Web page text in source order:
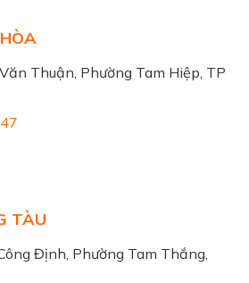
Thuận, Phường Tam Hiệp, TP
TÀU
Định, Phường Tam Thắng,